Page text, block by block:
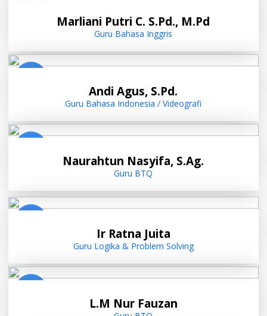
Marliani Putri C. S.Pd., M.Pd
Guru Bahasa Inggris
Andi Agus, S.Pd.
Guru Bahasa Indonesia / Videografi
Naurahtun Nasyifa, S.Ag.
Guru BTQ
Ir Ratna Juita
Guru Logika & Problem Solving
L.M Nur Fauzan